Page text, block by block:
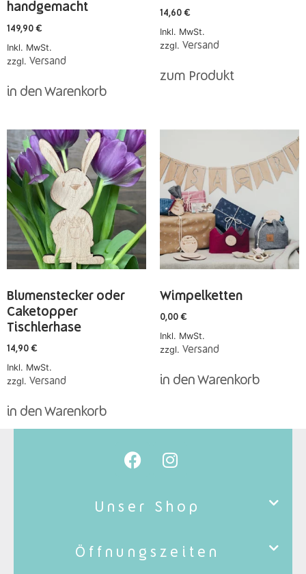
handgemacht
149,90 €
Inkl. MwSt.
zzgl. Versand
in den Warenkorb
14,60 €
Inkl. MwSt.
zzgl. Versand
zum Produkt
Blumenstecker oder
Caketopper
Tischlerhase
14,90 €
Inkl. MwSt.
zzgl. Versand
in den Warenkorb
Wimpelketten
0,00 €
Inkl. MwSt.
zzgl. Versand
in den Warenkorb
Unser Shop
Öffnungszeiten